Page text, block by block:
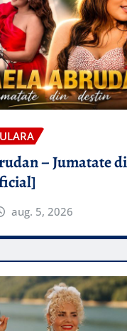
– Jumatate
aug. 5, 2026